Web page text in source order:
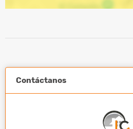
Contáctanos